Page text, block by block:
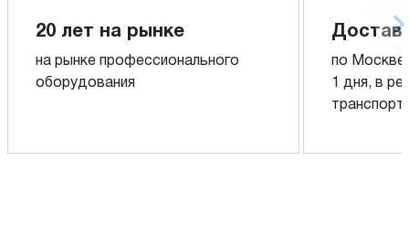
20 лет на рынке
на рынке профессионального
оборудования
по
1 дня, в